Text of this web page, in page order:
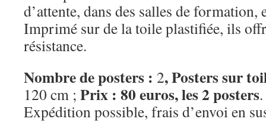
d’attente, dans des salles de
Imprimé sur de la toile plastifiée, ils
résistance.
Nombre de posters : 2, Posters sur
120 cm ; Prix : 80 euros, les 2 posters.
Expédition possible, frais d’envoi en